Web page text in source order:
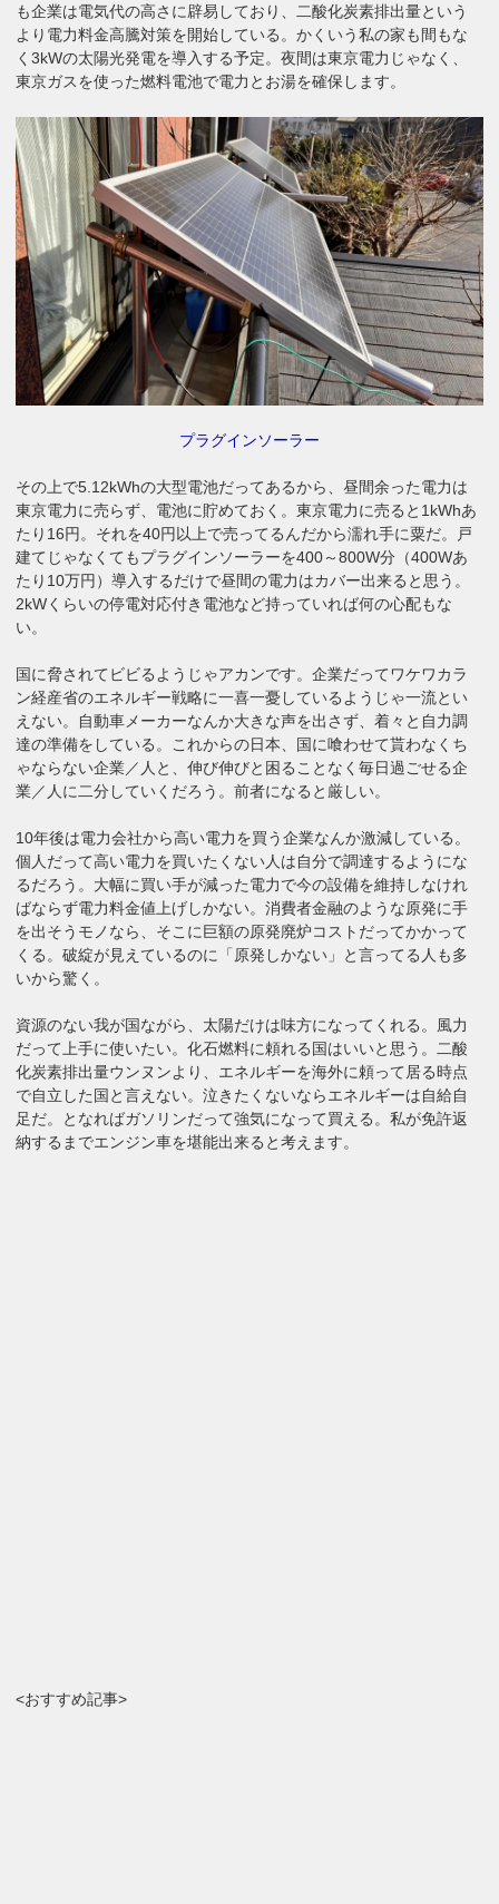
も企業は電気代の高さに辟易しており、二酸化炭素排出量という
より電力料金高騰対策を開始している。かくいう私の家も間もな
く3kWの太陽光発電を導入する予定。夜間は東京電力じゃなく、
東京ガスを使った燃料電池で電力とお湯を確保します。
プラグインソーラー
その上で5.12kWhの大型電池だってあるから、昼間余った電力は
東京電力に売らず、電池に貯めておく。東京電力に売ると1kWhあ
たり16円。それを40円以上で売ってるんだから濡れ手に粟だ。戸
建てじゃなくてもプラグインソーラーを400～800W分（400Wあ
たり10万円）導入するだけで昼間の電力はカバー出来ると思う。
2kWくらいの停電対応付き電池など持っていれば何の心配もな
い。
国に脅されてビビるようじゃアカンです。企業だってワケワカラ
ン経産省のエネルギー戦略に一喜一憂しているようじゃ一流とい
えない。自動車メーカーなんか大きな声を出さず、着々と自力調
達の準備をしている。これからの日本、国に喰わせて貰わなくち
ゃならない企業／人と、伸び伸びと困ることなく毎日過ごせる企
業／人に二分していくだろう。前者になると厳しい。
10年後は電力会社から高い電力を買う企業なんか激減している。
個人だって高い電力を買いたくない人は自分で調達するようにな
るだろう。大幅に買い手が減った電力で今の設備を維持しなけれ
ばならず電力料金値上げしかない。消費者金融のような原発に手
を出そうモノなら、そこに巨額の原発廃炉コストだってかかって
くる。破綻が見えているのに「原発しかない」と言ってる人も多
いから驚く。
資源のない我が国ながら、太陽だけは味方になってくれる。風力
だって上手に使いたい。化石燃料に頼れる国はいいと思う。二酸
化炭素排出量ウンヌンより、エネルギーを海外に頼って居る時点
で自立した国と言えない。泣きたくないならエネルギーは自給自
足だ。となればガソリンだって強気になって買える。私が免許返
納するまでエンジン車を堪能出来ると考えます。
<おすすめ記事>